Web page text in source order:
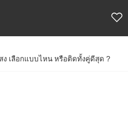
menu
ง เลือกแบบไหน หรือติดทั้งคู่ดีสุด ?